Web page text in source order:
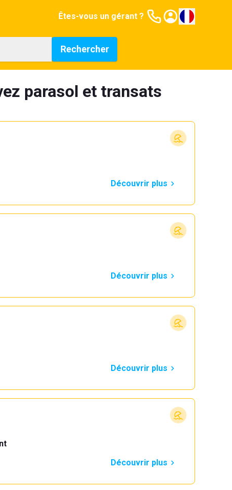
Êtes-vous un gérant ?
Rechercher
parasol et transats
Découvrir plus
Découvrir plus
Découvrir plus
Découvrir plus